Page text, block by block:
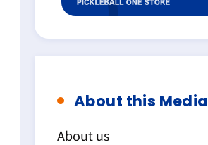
About this Media
About us